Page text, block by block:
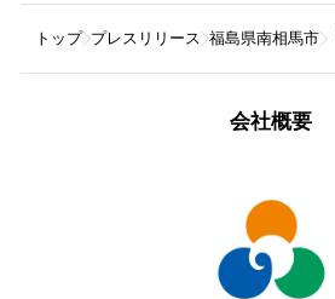
トップ プレスリリース 福島県南相馬市
会社概要